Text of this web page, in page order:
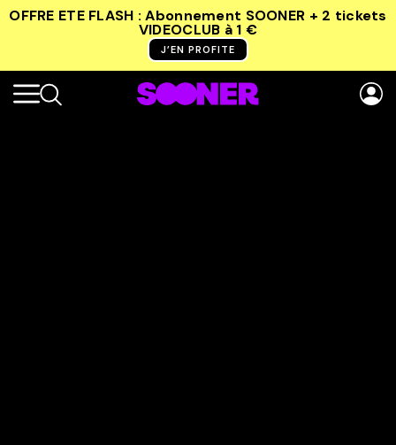
OFFRE ETE FLASH : Abonnement SOONER + 2 tickets
VIDEOCLUB à 1 €
J’EN PROFITE